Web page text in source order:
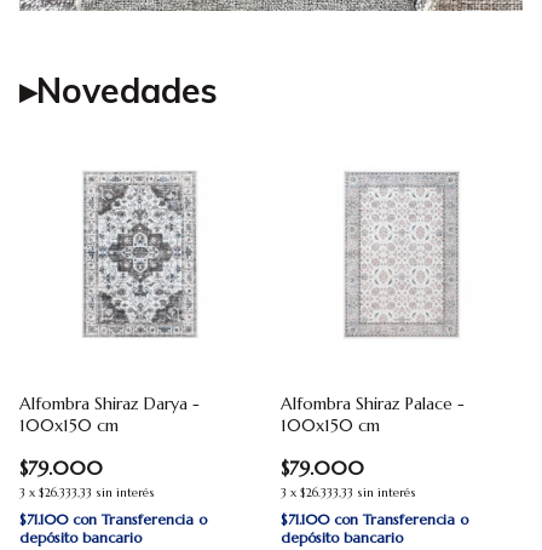
▸Novedades
Alfombra Shiraz Darya -
100x150 cm
$79.000
3 x $26.333,33 sin interés
$71.100 con Transferencia o
depósito bancario
Alfombra Shiraz Palace -
100x150 cm
$79.000
3 x $26.333,33 sin interés
$71.100 con Transferencia o
depósito bancario